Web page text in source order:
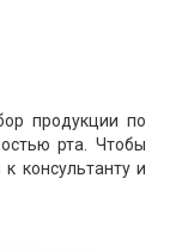
продукции по
рта. Чтобы
консультанту и